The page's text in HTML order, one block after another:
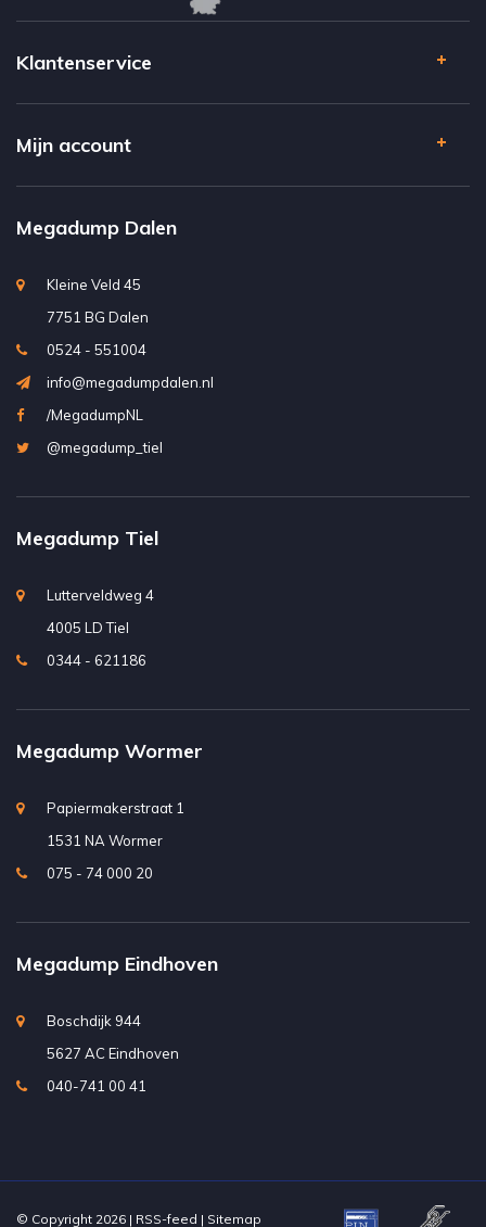
Klantenservice
Mijn account
Megadump Dalen
Kleine Veld 45
7751 BG Dalen
0524 - 551004
info@megadumpdalen.nl
/MegadumpNL
@megadump_tiel
Megadump Tiel
Lutterveldweg 4
4005 LD Tiel
0344 - 621186
Megadump Wormer
Papiermakerstraat 1
1531 NA Wormer
075 - 74 000 20
Megadump Eindhoven
Boschdijk 944
5627 AC Eindhoven
040-741 00 41
© Copyright 2026 | RSS-feed | Sitemap